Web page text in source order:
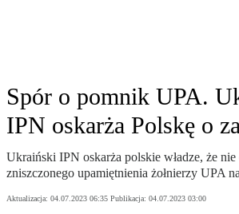
Spór o pomnik UPA.
IPN oskarża Polskę o
Ukraiński IPN oskarża polskie władze, że
zniszczonego upamiętnienia żołnierzy UPA
Aktualizacja: 04.07.2023 06:35 Publikacja: 04.07.2023 03:00